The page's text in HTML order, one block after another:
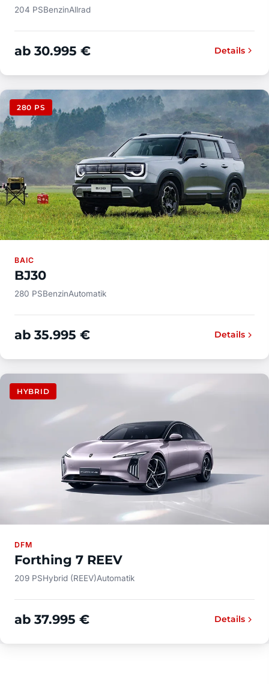
204 PSBenzinAllrad
ab 30.995 € Details
280 PS
BAIC
BJ30
280 PSBenzinAutomatik
ab 35.995 € Details
HYBRID
DFM
Forthing 7 REEV
209 PSHybrid (REEV)Automatik
ab 37.995 € Details